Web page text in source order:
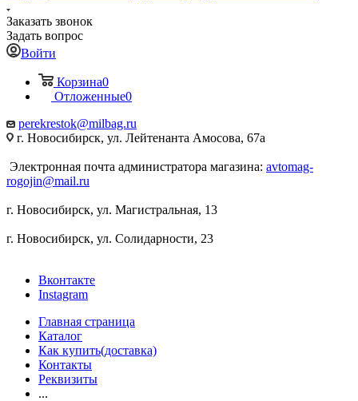
Заказать звонок
Задать вопрос
Войти
Корзина0
Отложенные0
perekrestok@milbag.ru
г. Новосибирск, ул. ​Лейтенанта Амосова, 67а
Электронная почта администратора магазина: avtomag-
rogojin@mail.ru
г. Новосибирск, ул. ​Магистральная, 13
г. Новосибирск, ул. ​Солидарности, 23
Вконтакте
Instagram
Главная страница
Каталог
Как купить(доставка)
Контакты
Реквизиты
...